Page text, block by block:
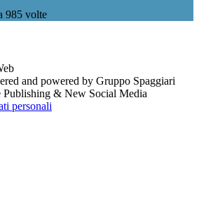
985 volte
and powered by Gruppo Spaggiari
Publishing & New Social Media
personali